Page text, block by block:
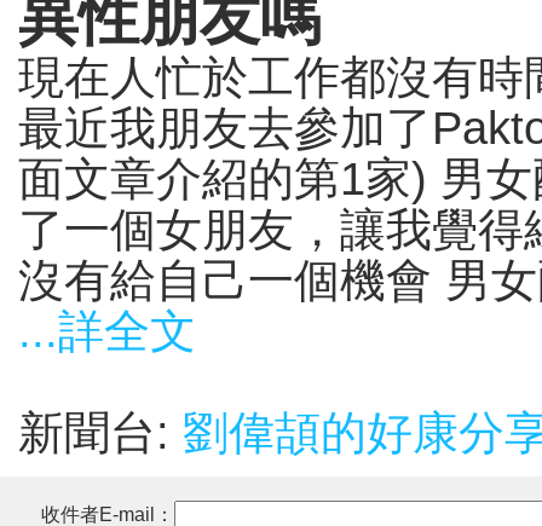
異性朋友嗎
現在人忙於工作都沒有
最近我朋友去參加了
面文章介紹的第1家) 男
了一個女朋友，讓我覺
沒有給自己一個機會 男
...詳全文
新聞台: 劉偉頡的好康分
收件者E-mail：